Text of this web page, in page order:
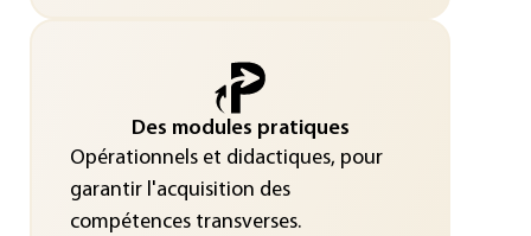
Des modules pratiques
Opérationnels et didactiques, pour
garantir l'acquisition des
compétences transverses.